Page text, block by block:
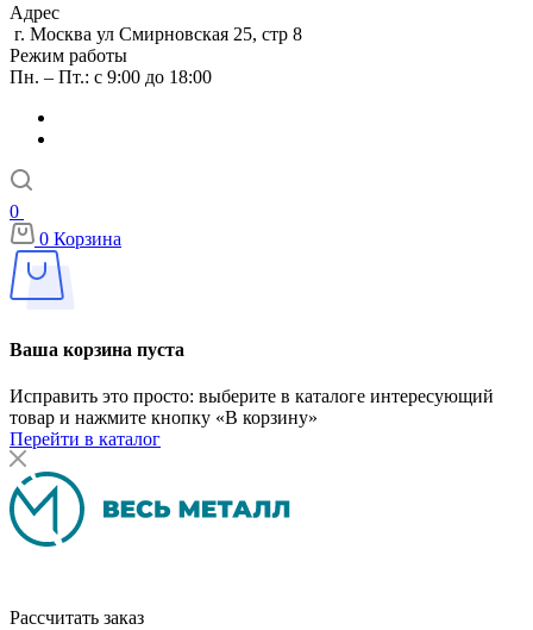
Адрес
г. Москва ул Смирновская 25, стр 8
Режим работы
Пн. – Пт.: с 9:00 до 18:00
0
0 Корзина
Ваша корзина пуста
Исправить это просто: выберите в каталоге интересующий
товар и нажмите кнопку «В корзину»
Перейти в каталог
Рассчитать заказ